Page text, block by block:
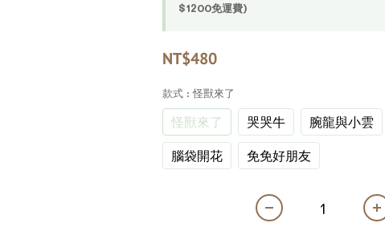
$1200免運費)
NT$480
款式 : 怪獸來了
怪獸來了 哭哭牛 腕龍與小雲
腦袋開花
免免好朋友